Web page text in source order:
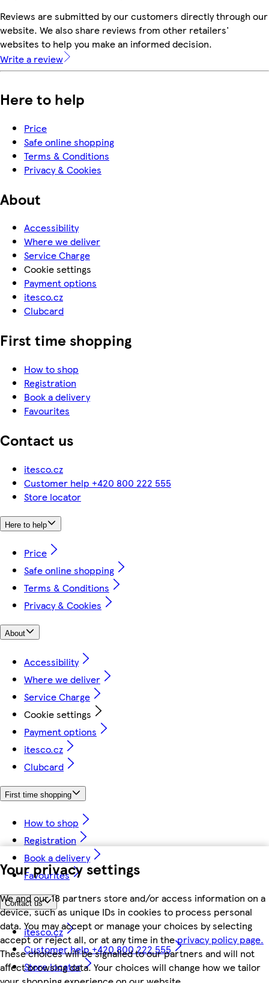
Your privacy settings
We and our 18 partners store and/or access information on a
device, such as unique IDs in cookies to process personal
data. You may accept or manage your choices by selecting
accept or reject all, or at any time in theprivacy policy page.
These choices will be signalled to our partners and will not
affect browsing data. Your choices will change how we tailor
Reviews are submitted by our customers directly through our
website. We also share reviews from other retailers'
websites to help you make an informed decision.
Write a review
Here to help
Price
Safe online shopping
Terms & Conditions
Privacy & Cookies
About
Accessibility
Where we deliver
Service Charge
Cookie settings
Payment options
itesco.cz
Clubcard
First time shopping
How to shop
Registration
Book a delivery
Favourites
Contact us
itesco.cz
Customer help +420 800 222 555
Store locator
Here to help
Price
Safe online shopping
Terms & Conditions
Privacy & Cookies
About
Accessibility
Where we deliver
Service Charge
Cookie settings
Payment options
itesco.cz
Clubcard
First time shopping
How to shop
Registration
Book a delivery
Favourites
Contact us
itesco.cz
Customer help +420 800 222 555
Store locator